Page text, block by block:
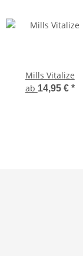
Mills Vitalize
ab 14,95 € *